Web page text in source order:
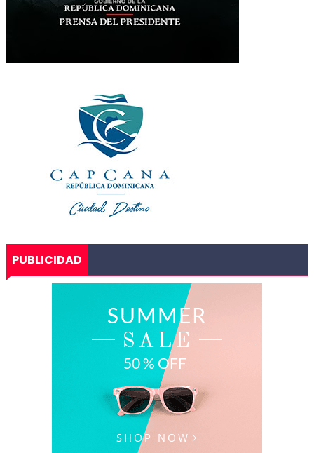
PUBLICIDAD